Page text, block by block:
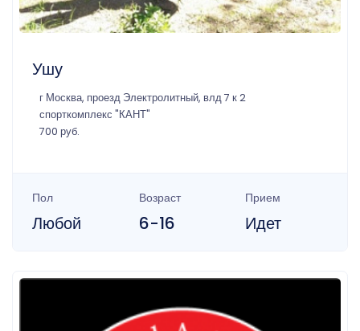
Ушу
г Москва, проезд Электролитный, влд 7 к 2
спорткомплекс "КАНТ"
700 руб.
Пол
Любой
Возраст
6-16
Прием
Идет